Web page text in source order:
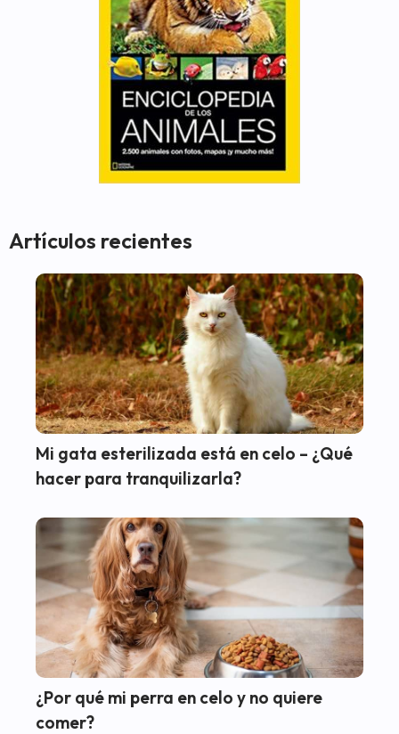
Artículos recientes
Mi gata esterilizada está en celo – ¿Qué
hacer para tranquilizarla?
¿Por qué mi perra en celo y no quiere
comer?